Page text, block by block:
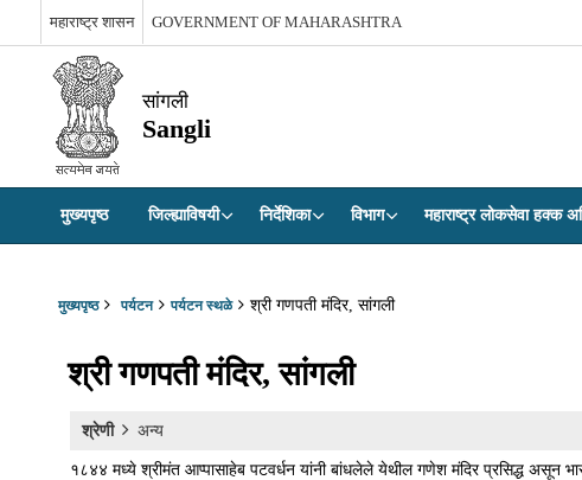
महाराष्ट्र शासन GOVERNMENT OF MAHARASHTRA
सांगली
Sangli
मुख्यपृष्ठ जिल्ह्याविषयी निर्देशिका विभाग महाराष्ट्र लोकसेवा हक्क
मुख्यपृष्ठ पर्यटन पर्यटन स्थळे श्री गणपती मंदिर, सांगली
श्री गणपती मंदिर, सांगली
श्रेणी अन्य
१८४४ मध्ये श्रीमंत आप्पासाहेब पटवर्धन यांनी बांधलेले येथील गणेश मंदिर प्रसिद्ध असून